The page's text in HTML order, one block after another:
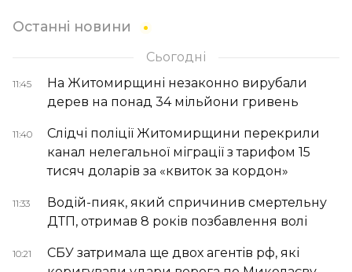
Останні новини
Сьогодні
11:45
На Житомирщині незаконно вирубали
дерев на понад 34 мільйони гривень
11:40
Слідчі поліції Житомирщини перекрили
канал нелегальної міграції з тарифом 15
тисяч доларів за «квиток за кордон»
11:33
Водій-пияк, який спричинив смертельну
ДТП, отримав 8 років позбавлення волі
10:21
СБУ затримала ще двох агентів рф, які